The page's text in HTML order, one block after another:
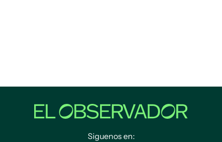
Siguenos en: